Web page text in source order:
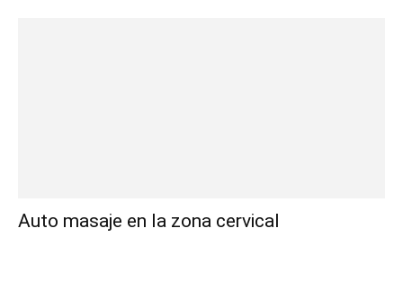
Auto masaje en la zona cervical